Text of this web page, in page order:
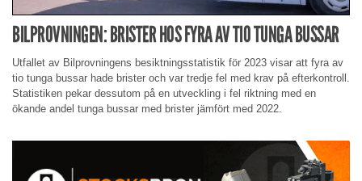
BILPROVNINGEN: BRISTER HOS FYRA AV TIO TUNGA BUSSAR
Utfallet av Bilprovningens besiktningsstatistik för 2023 visar att fyra av
tio tunga bussar hade brister och var tredje fel med krav på efterkontroll.
Statistiken pekar dessutom på en utveckling i fel riktning med en
ökande andel tunga bussar med brister jämfört med 2022.